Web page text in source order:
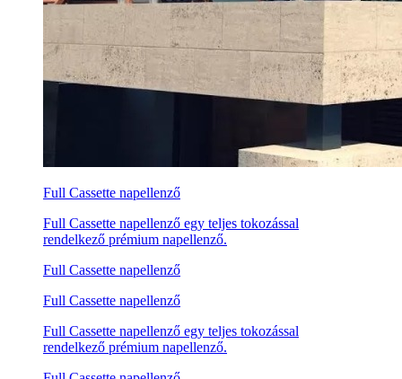
Full Cassette napellenző
Full Cassette napellenző egy teljes tokozással
rendelkező prémium napellenző.
Full Cassette napellenző
Full Cassette napellenző
Full Cassette napellenző egy teljes tokozással
rendelkező prémium napellenző.